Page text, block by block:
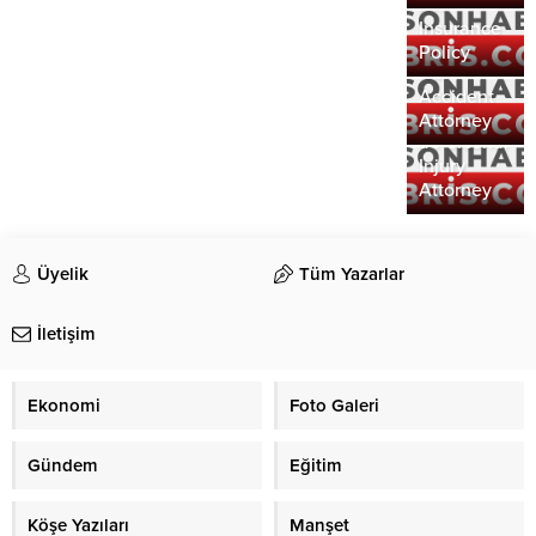
Insurance
Policy
Importance
of Hiring a
Car
Accident
Attorney
the Role of
a Personal
Injury
Attorney
Üyelik Tüm Yazarlar
İletişim
Ekonomi Foto Galeri
Gündem Eğitim
Köşe Yazıları Manşet